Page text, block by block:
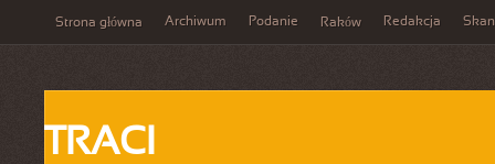
Strona główna Archiwum Podanie Raków Redakcja
TRACI